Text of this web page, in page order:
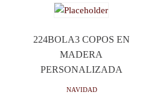
224BOLA3 COPOS EN
MADERA
PERSONALIZADA
NAVIDAD